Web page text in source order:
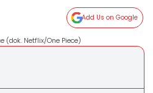
Add Us on Google
(dok. Netflix/One Piece)